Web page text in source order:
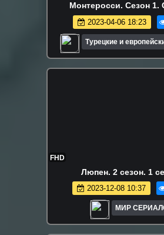
Монтеросси. Сезон 1.
2023-04-06 18:23
Турецкие и
FHD
Люпен. 2 сезон. 1
2023-12-08 10:37
МИР